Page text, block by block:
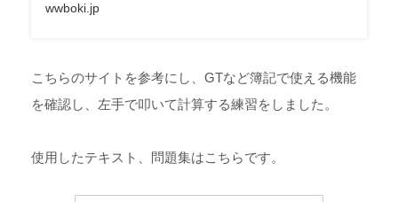
wwboki.jp
こちらのサイトを参考にし、GTなど簿記で使える機能
を確認し、左手で叩いて計算する練習をしました。
使用したテキスト、問題集はこちらです。